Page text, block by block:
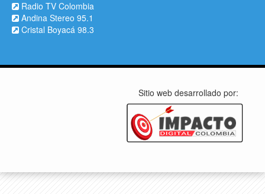
Radio TV Colombia
Andina Stereo 95.1
Cristal Boyacá 98.3
Sitio web desarrollado por: